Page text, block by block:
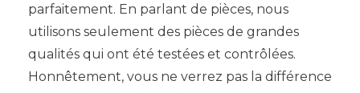
parfaitement. En parlant de pièces, nous
utilisons seulement des pièces de grandes
qualités qui ont été testées et contrôlées.
Honnêtement, vous ne verrez pas la différence